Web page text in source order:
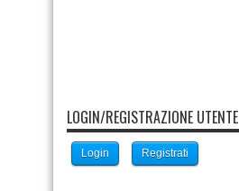
LOGIN/REGISTRAZIONE UTENTE
Login Registrati